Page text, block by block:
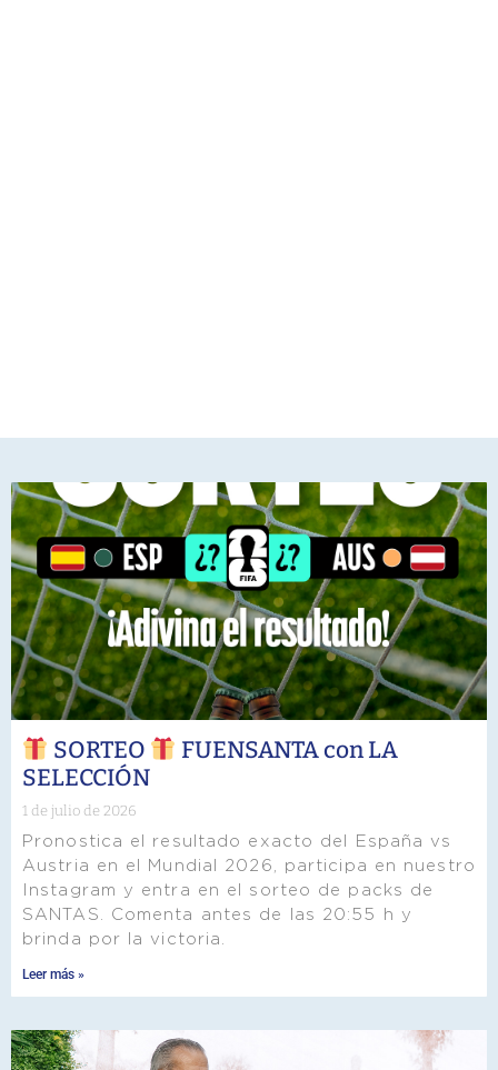
SORTEO
FUENSANTA con LA
SELECCIÓN
1 de julio de 2026
Pronostica el resultado exacto del España vs
Austria en el Mundial 2026, participa en nuestro
Instagram y entra en el sorteo de packs de
SANTAS. Comenta antes de las 20:55 h y
brinda por la victoria.
Leer más »